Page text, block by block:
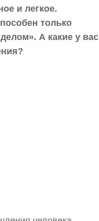
и легкое.
только
А какие у вас